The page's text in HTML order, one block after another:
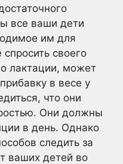
все ваши дети
им для
своего
лактации, может
в весе у
что они
Они должны
в день. Однако
следить за
ваших детей во